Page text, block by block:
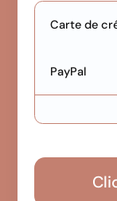
Carte de
PayPal